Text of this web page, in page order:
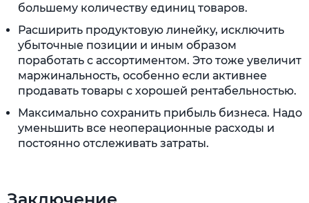
большему количеству единиц товаров.
Расширить продуктовую линейку, исключить
убыточные позиции и иным образом
поработать с ассортиментом. Это тоже увеличит
маржинальность, особенно если активнее
продавать товары с хорошей рентабельностью.
Максимально сохранить прибыль бизнеса. Надо
уменьшить все неоперационные расходы и
постоянно отслеживать затраты.
Заключение